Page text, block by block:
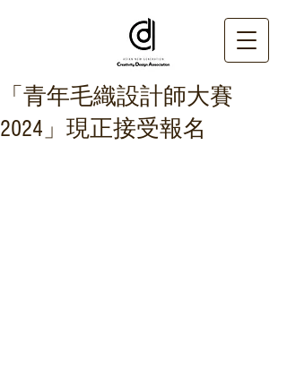
「青年毛織設計師大賽
2024」現正接受報名